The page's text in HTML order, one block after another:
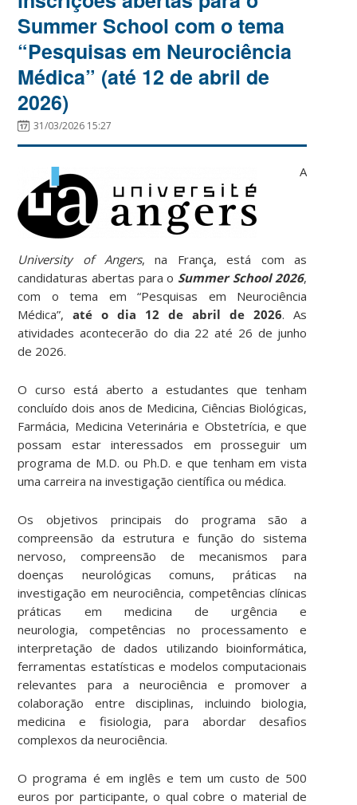
Summer School com o tema
“Pesquisas em Neurociência
Médica” (até 12 de abril de
2026)
31/03/2026 15:27
A
University of Angers, na França, está com as
candidaturas abertas para o Summer School 2026,
com o tema em “Pesquisas em Neurociência
Médica”,até o dia 12 de abril de 2026. As
atividades acontecerão do dia 22 até 26 de junho
de 2026.
O curso está aberto a estudantes que tenham
concluído dois anos de Medicina, Ciências Biológicas,
Farmácia, Medicina Veterinária e Obstetrícia, e que
possam estar interessados em prosseguir um
programa de M.D. ou Ph.D. e que tenham em vista
uma carreira na investigação científica ou médica.
Os objetivos principais do programa são a
compreensão da estrutura e função do sistema
nervoso, compreensão de mecanismos para
doenças neurológicas comuns, práticas na
investigação em neurociência, competências clínicas
práticas em medicina de urgência e
neurologia, competências no processamento e
interpretação de dados utilizando bioinformática,
ferramentas estatísticas e modelos computacionais
relevantes para a neurociência e promover a
colaboração entre disciplinas, incluindo biologia,
medicina e fisiologia, para abordar desafios
complexos da neurociência.
O programa é em inglês e tem um custo de 500
euros por participante, o qual cobre o material de